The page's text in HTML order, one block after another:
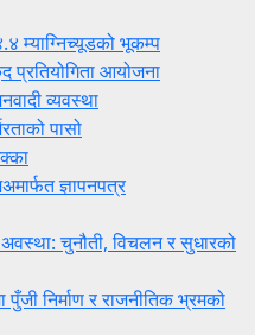
म्याग्निच्यूडको भूकम्प
प्रतियोगिता आयोजना
व्यवस्था
पासो
ज्ञापनपत्र
अवस्था: चुनौती, विचलन र सुधारको
निर्माण र राजनीतिक भ्रमको